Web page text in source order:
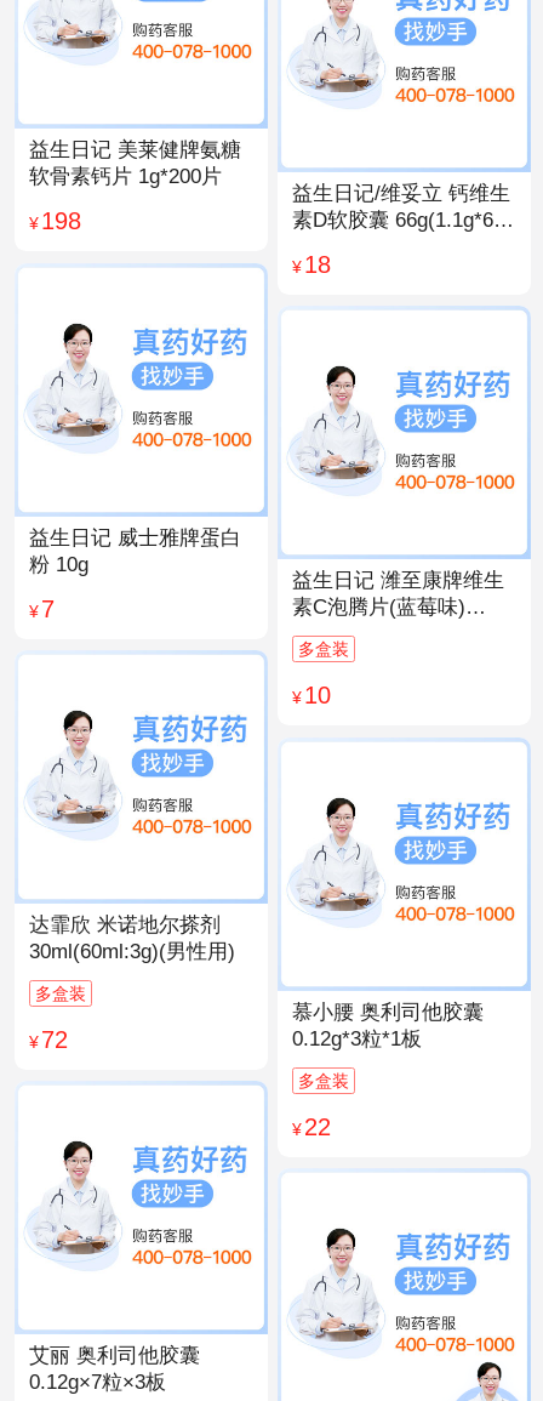
益生日记 美莱健牌氨糖
软骨素钙片 1g*200片
¥198
益生日记/维妥立 钙维生
素D软胶囊 66g(1.1g*60
¥18
益生日记 威士雅牌蛋白
粉 10g
¥7
益生日记 潍至康牌维生
素C泡腾片(蓝莓味)
4.0g*20片
多盒装
¥10
达霏欣 米诺地尔搽剂
30ml(60ml:3g)(男性用)
多盒装
¥72
慕小腰 奥利司他胶囊
0.12g*3粒*1板
多盒装
¥22
艾丽 奥利司他胶囊
0.12g×7粒×3板